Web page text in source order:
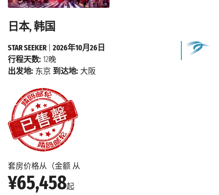
日本, 韩国
套房价格从（金额 从
¥65,458起
STAR SEEKER
2026年10月26日
行程天数: 12晚
出发地: 东京 到达地: 大阪